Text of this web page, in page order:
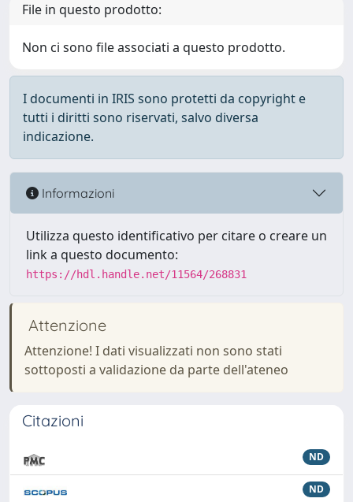
File in questo prodotto:
Non ci sono file associati a questo prodotto.
I documenti in IRIS sono protetti da copyright e
tutti i diritti sono riservati, salvo diversa
indicazione.
Informazioni
Utilizza questo identificativo per citare o creare un
link a questo documento:
https://hdl.handle.net/11564/268831
Attenzione
Attenzione! I dati visualizzati non sono stati
sottoposti a validazione da parte dell'ateneo
Citazioni
ND
ND